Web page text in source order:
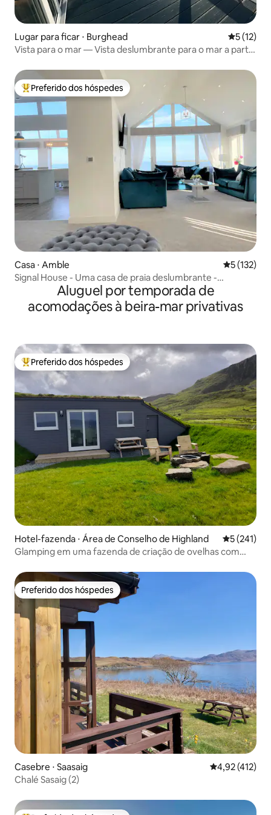
Lugar para ficar ⋅ Burghead 5 de uma
5 (12)
Vista para o mar — Vista deslumbrante para o mar a partir
Entre os melhores preferidos dos hóspedes
Preferido dos hóspedes
Casa ⋅ Amble 5 de uma
5 (132)
Signal House - Uma casa de praia deslumbrante -
Construída em 2020
Aluguel por temporada de
acomodações à beira-mar privativas
Entre os melhores preferidos dos hóspedes
Preferido dos hóspedes
Hotel-fazenda ⋅ Área de Conselho de Highland 5 de uma
5 (241)
Glamping em uma fazenda de criação de ovelhas com
Preferido dos hóspedes
Preferido dos hóspedes
Casebre ⋅ Saasaig 4,92 de uma
4,92 (412)
Chalé Sasaig (2)